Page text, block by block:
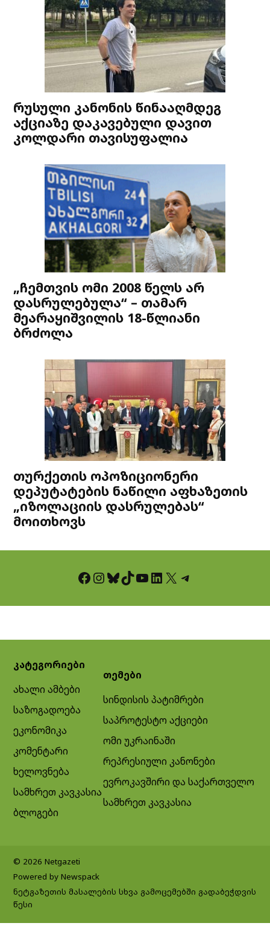
რუსული კანონის წინააღმდეგ
აქციაზე დაკავებული დავით
კოლდარი თავისუფალია
„ჩემთვის ომი 2008 წელს არ
დასრულებულა“ – თამარ
მეარაყიშვილის 18-წლიანი
ბრძოლა
თურქეთის ოპოზიციონერი
დეპუტატების ნაწილი აფხაზეთის
„იზოლაციის დასრულებას“
მოითხოვს
Facebook InstagramBluesky TikTok YouTube LinkedIn X Telegram
კატეგორიები
ახალი ამბები
საზოგადოება
ეკონომიკა
კომენტარი
ხელოვნება
სამხრეთ კავკასია
ბლოგები
თემები
სინდისის პატიმრები
საპროტესტო აქციები
ომი უკრაინაში
რეპრესიული კანონები
ევროკავშირი და საქართველო
სამხრეთ კავკასია
© 2026 Netgazeti
Powered by Newspack
ნეტგაზეთის მასალების სხვა გამოცემებში გადაბეჭდვის
წესი